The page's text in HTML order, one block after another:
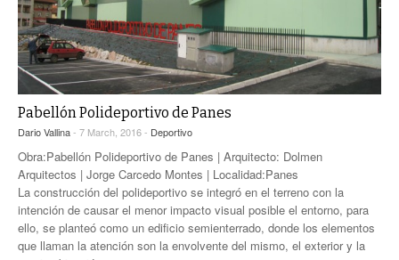
BLOG
CONTACTO
Pabellón Polideportivo de Panes
Dario Vallina- 7 March, 2016 - Deportivo
Obra:Pabellón Polideportivo de Panes | Arquitecto: Dolmen
Arquitectos | Jorge Carcedo Montes | Localidad:Panes
La construcción del polideportivo se integró en el terreno con la
intención de causar el menor impacto visual posible el entorno, para
ello, se planteó como un edificio semienterrado, donde los elementos
que llaman la atención son la envolvente del mismo, el exterior y la